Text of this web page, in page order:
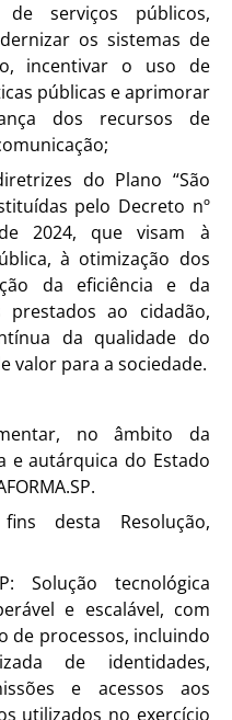
serviços públicos,
os sistemas de
incentivar o uso de
públicas e aprimorar
dos recursos de
do Plano “São
pelo Decreto nº
2024, que visam à
à otimização dos
da eficiência e da
prestados ao cidadão,
da qualidade do
valor para a sociedade.
no âmbito da
e autárquica do Estado
desta Resolução,
Solução tecnológica
e escalável, com
de processos, incluindo
de identidades,
e acessos aos
utilizados no exercício